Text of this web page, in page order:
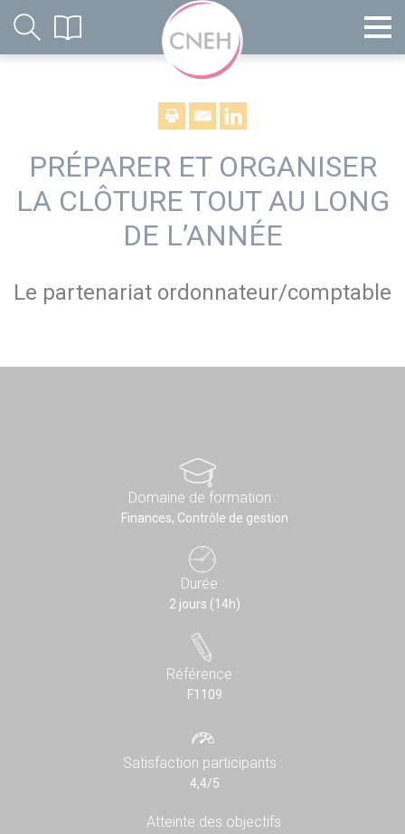
PRÉPARER ET ORGANISER
LA CLÔTURE TOUT AU LONG
DE L’ANNÉE
Le partenariat ordonnateur/comptable
Domaine de formation :
Finances, Contrôle de gestion
Durée :
2 jours (14h)
Référence :
F1109
Satisfaction participants :
4,4/5
Atteinte des objectifs